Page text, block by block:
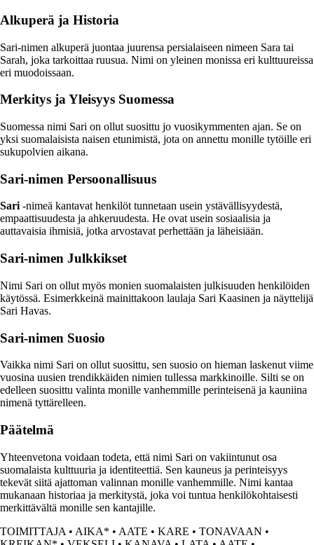
Alkuperä ja Historia
Sari-nimen alkuperä juontaa juurensa persialaiseen nimeen Sara tai
Sarah, joka tarkoittaa ruusua. Nimi on yleinen monissa eri kulttuureissa
eri muodoissaan.
Merkitys ja Yleisyys Suomessa
Suomessa nimi Sari on ollut suosittu jo vuosikymmenten ajan. Se on
yksi suomalaisista naisen etunimistä, jota on annettu monille tytöille eri
sukupolvien aikana.
Sari-nimen Persoonallisuus
Sari-nimeä kantavat henkilöt tunnetaan usein ystävällisyydestä,
empaattisuudesta ja ahkeruudesta. He ovat usein sosiaalisia ja
auttavaisia ihmisiä, jotka arvostavat perhettään ja läheisiään.
Sari-nimen Julkkikset
Nimi Sari on ollut myös monien suomalaisten julkisuuden henkilöiden
käytössä. Esimerkkeinä mainittakoon laulaja Sari Kaasinen ja näyttelijä
Sari Havas.
Sari-nimen Suosio
Vaikka nimi Sari on ollut suosittu, sen suosio on hieman laskenut viime
vuosina uusien trendikkäiden nimien tullessa markkinoille. Silti se on
edelleen suosittu valinta monille vanhemmille perinteisenä ja kauniina
nimenä tyttärelleen.
Päätelmä
Yhteenvetona voidaan todeta, että nimi Sari on vakiintunut osa
suomalaista kulttuuria ja identiteettiä. Sen kauneus ja perinteisyys
tekevät siitä ajattoman valinnan monille vanhemmille. Nimi kantaa
mukanaan historiaa ja merkitystä, joka voi tuntua henkilökohtaisesti
merkittävältä monille sen kantajille.
TOIMITTAJA • AIKA* • AATE • KARE • TONAVAAN •